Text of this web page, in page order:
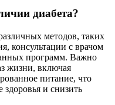
диабета?
методов, таких
консультации с врачом
программ. Важно
жизни, включая
питание, что
и снизить